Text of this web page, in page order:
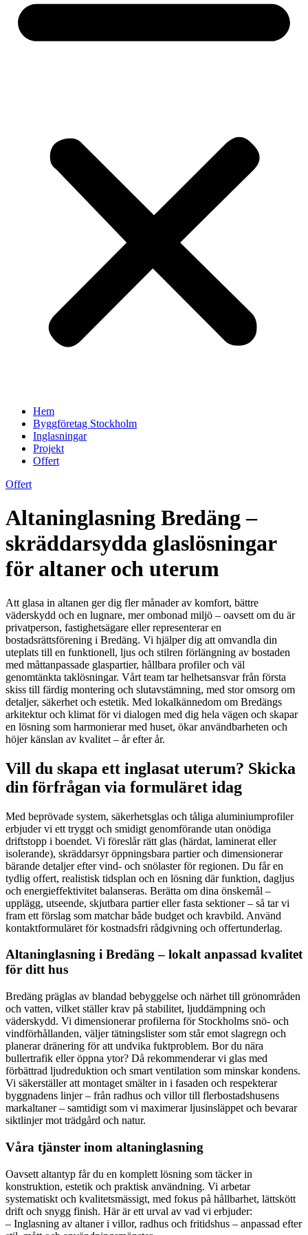
Hem
Byggföretag Stockholm
Inglasningar
Projekt
Offert
Offert
Altaninglasning Bredäng –
skräddarsydda glaslösningar
för altaner och uterum
Att glasa in altanen ger dig fler månader av komfort, bättre
väderskydd och en lugnare, mer ombonad miljö – oavsett om du är
privatperson, fastighetsägare eller representerar en
bostadsrättsförening i Bredäng. Vi hjälper dig att omvandla din
uteplats till en funktionell, ljus och stilren förlängning av bostaden
med måttanpassade glaspartier, hållbara profiler och väl
genomtänkta taklösningar. Vårt team tar helhetsansvar från första
skiss till färdig montering och slutavstämning, med stor omsorg om
detaljer, säkerhet och estetik. Med lokalkännedom om Bredängs
arkitektur och klimat för vi dialogen med dig hela vägen och skapar
en lösning som harmonierar med huset, ökar användbarheten och
höjer känslan av kvalitet – år efter år.
Vill du skapa ett inglasat uterum? Skicka
din förfrågan via formuläret idag
Med beprövade system, säkerhetsglas och tåliga aluminiumprofiler
erbjuder vi ett tryggt och smidigt genomförande utan onödiga
driftstopp i boendet. Vi föreslår rätt glas (härdat, laminerat eller
isolerande), skräddarsyr öppningsbara partier och dimensionerar
bärande detaljer efter vind- och snölaster för regionen. Du får en
tydlig offert, realistisk tidsplan och en lösning där funktion, dagljus
och energieffektivitet balanseras. Berätta om dina önskemål –
upplägg, utseende, skjutbara partier eller fasta sektioner – så tar vi
fram ett förslag som matchar både budget och kravbild. Använd
kontaktformuläret för kostnadsfri rådgivning och offertunderlag.
Altaninglasning i Bredäng – lokalt anpassad kvalitet
för ditt hus
Bredäng präglas av blandad bebyggelse och närhet till grönområden
och vatten, vilket ställer krav på stabilitet, ljuddämpning och
väderskydd. Vi dimensionerar profilerna för Stockholms snö- och
vindförhållanden, väljer tätningslister som står emot slagregn och
planerar dränering för att undvika fuktproblem. Bor du nära
bullertrafik eller öppna ytor? Då rekommenderar vi glas med
förbättrad ljudreduktion och smart ventilation som minskar kondens.
Vi säkerställer att montaget smälter in i fasaden och respekterar
byggnadens linjer – från radhus och villor till flerbostadshusens
markaltaner – samtidigt som vi maximerar ljusinsläppet och bevarar
siktlinjer mot trädgård och natur.
Våra tjänster inom altaninglasning
Oavsett altantyp får du en komplett lösning som täcker in
konstruktion, estetik och praktisk användning. Vi arbetar
systematiskt och kvalitetsmässigt, med fokus på hållbarhet, lättskött
drift och snygg finish. Här är ett urval av vad vi erbjuder:
– Inglasning av altaner i villor, radhus och fritidshus – anpassad efter